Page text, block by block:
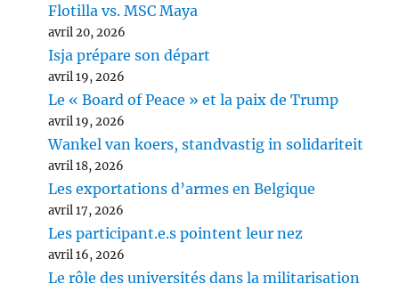
Flotilla vs. MSC Maya
avril 20, 2026
Isja prépare son départ
avril 19, 2026
Le « Board of Peace » et la paix de Trump
avril 19, 2026
Wankel van koers, standvastig in solidariteit
avril 18, 2026
Les exportations d’armes en Belgique
avril 17, 2026
Les participant.e.s pointent leur nez
avril 16, 2026
Le rôle des universités dans la militarisation